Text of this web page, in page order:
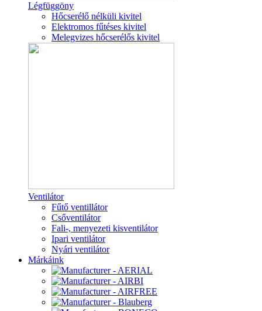
Légfüggöny
Hőcserélő nélküli kivitel
Elektromos fűtéses kivitel
Melegvizes hőcserélős kivitel
Ventilátor
Fűtő ventillátor
Csőventilátor
Fali-, menyezeti kisventilátor
Ipari ventilátor
Nyári ventilátor
Márkáink